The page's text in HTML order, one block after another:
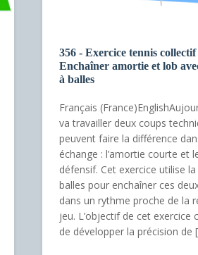
356 - Exercice tennis collectif
Enchaîner amortie et lob
à balles
Français
va travailler deux coups
peuvent faire la différence
échange : l’amortie courte et
défensif. Cet exercice utilise
balles pour enchaîner ces
dans un rythme proche de la
jeu. L’objectif de cet exercice
de développer la précision de